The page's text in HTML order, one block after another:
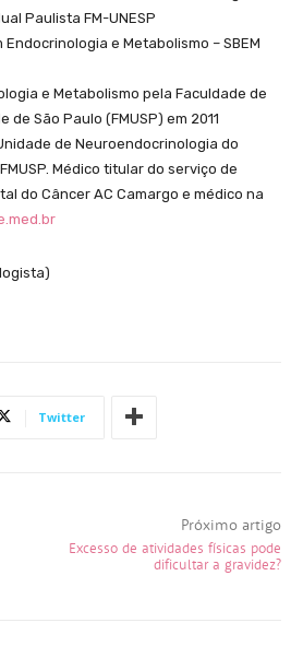
Paulista FM-UNESP
e Metabolismo – SBEM
e Metabolismo pela Faculdade de
de São Paulo (FMUSP) em 2011
de Neuroendocrinologia do
Médico titular do serviço de
do Câncer AC Camargo e médico na
Twitter
Próximo artigo
Excesso de atividades físicas pode
dificultar a gravidez?